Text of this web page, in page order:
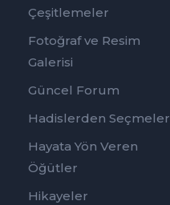
Çeşitlemeler
Fotoğraf ve Resim
Galerisi
Güncel Forum
Hadislerden Seçmeler
Hayata Yön Veren
Öğütler
Hikayeler